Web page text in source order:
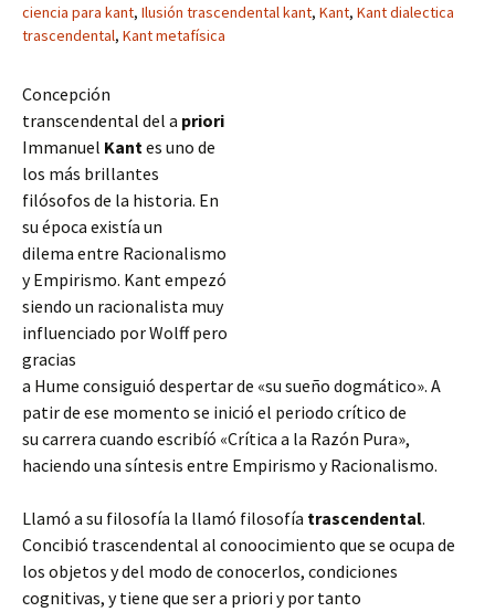
ciencia para kant, Ilusión trascendental kant, Kant, Kant dialectica
trascendental, Kant metafísica
Concepción
transcendental del a priori
Immanuel Kantes uno de
los más brillantes
filósofos de la historia. En
su época existía un
dilema entre Racionalismo
y Empirismo. Kant empezó
siendo un racionalista muy
influenciado por Wolff pero
gracias
a Hume consiguió despertar de «su sueño dogmático». A
patir de ese momento se inició el periodo crítico de
su carrera cuando escribíó «Crítica a la Razón Pura»,
haciendo una síntesis entre Empirismo y Racionalismo.
Llamó a su filosofía la llamó filosofía trascendental.
Concibió trascendental al conoocimiento que se ocupa de
los objetos y del modo de conocerlos, condiciones
cognitivas, y tiene que ser a priori y por tanto